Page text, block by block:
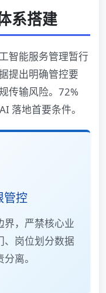
系搭建
智能服务管理暂行
提出明确管控要
传输风险。72%
落地首要条件。
管控
界，严禁核心业
、岗位划分数据
离。